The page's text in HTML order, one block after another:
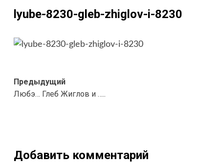
lyube-8230-gleb-zhiglov-i-8230
Навигация
записи
Предыдущий
Любэ… Глеб Жиглов и …..
Добавить комментарий